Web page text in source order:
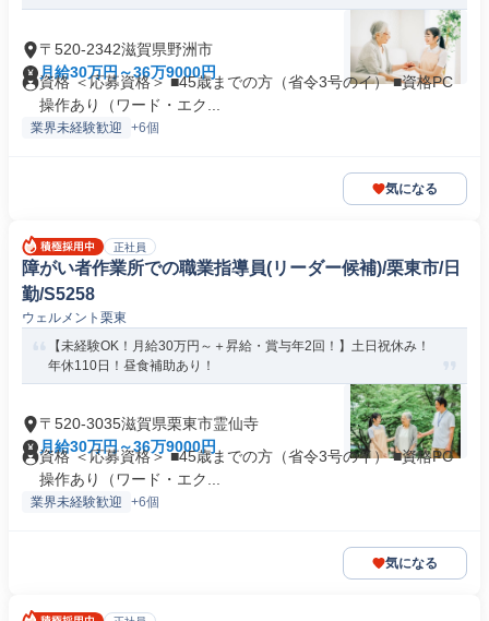
〒520-2342滋賀県野洲市
月給30万円～36万9000円
資格 ＜応募資格＞ ■45歳までの方（省令3号のイ） ■資格PC
操作あり（ワード・エク...
業界未経験歓迎 +6個
気になる
正社員
障がい者作業所での職業指導員(リーダー候補)/栗東市/日
勤/S5258
ウェルメント栗東
【未経験OK！月給30万円～＋昇給・賞与年2回！】土日祝休み！
年休110日！昼食補助あり！
〒520-3035滋賀県栗東市霊仙寺
月給30万円～36万9000円
資格 ＜応募資格＞ ■45歳までの方（省令3号のイ） ■資格PC
操作あり（ワード・エク...
業界未経験歓迎 +6個
気になる